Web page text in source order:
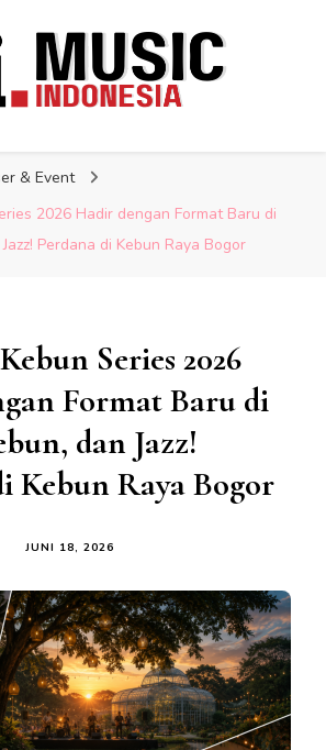
Musik Indonesia
Lengkap
& Event
2026 Hadir dengan Format Baru di
Perdana di Kebun Raya Bogor
Series 2026
Format Baru di
dan Jazz!
Kebun Raya Bogor
JUNI 18, 2026